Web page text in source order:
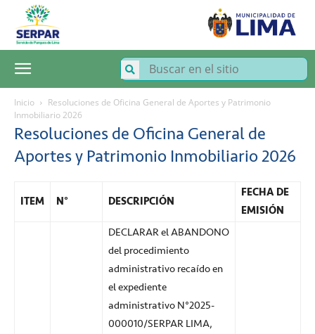
SERPAR
Servicio
de
Parques
Inicio
Resoluciones de Oficina General de Aportes y Patrimonio
Inmobiliario 2026
Resoluciones de Oficina General de
Aportes y Patrimonio Inmobiliario 2026
ITEM N° DESCRIPCIÓN
FECHA DE
EMISIÓN
DECLARAR el ABANDONO
del procedimiento
administrativo recaído en
el expediente
administrativo N°2025-
000010/SERPAR LIMA,